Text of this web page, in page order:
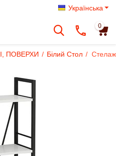
Українська
0
ПОВЕРХИ / Білий Стол /